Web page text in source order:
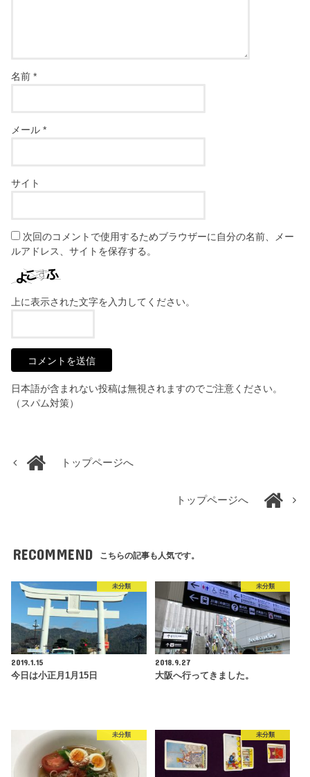
名前*
メール*
サイト
次回のコメントで使用するためブラウザーに自分の名前、メー
ルアドレス、サイトを保存する。
上に表示された文字を入力してください。
日本語が含まれない投稿は無視されますのでご注意ください。
（スパム対策）
トップページへ
トップページへ
RECOMMEND こちらの記事も人気です。
未分類
2019.1.15
今日は小正月1月15日
未分類
2018.9.27
大阪へ行ってきました。
未分類 未分類